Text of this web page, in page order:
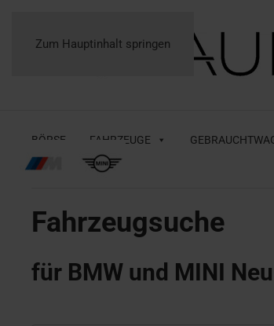
Zum Hauptinhalt springen
BÖRSE FAHRZEUGE
Fahrzeugsuche
für BMW und MINI